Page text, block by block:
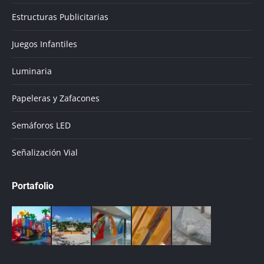
Estructuras Publicitarias
Juegos Infantiles
Luminaria
Papeleras y Zafacones
Semáforos LED
Señalización Vial
Portafolio